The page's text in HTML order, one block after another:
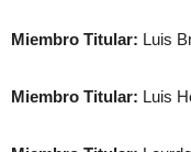
Miembro Titular: Luis
Miembro Titular: Luis